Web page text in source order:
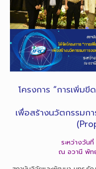
โครงการ “การเพิ่ม
เพื่อสร้างนวัตกรรมก
ระหว่างวัน
ณ อวานี พัท